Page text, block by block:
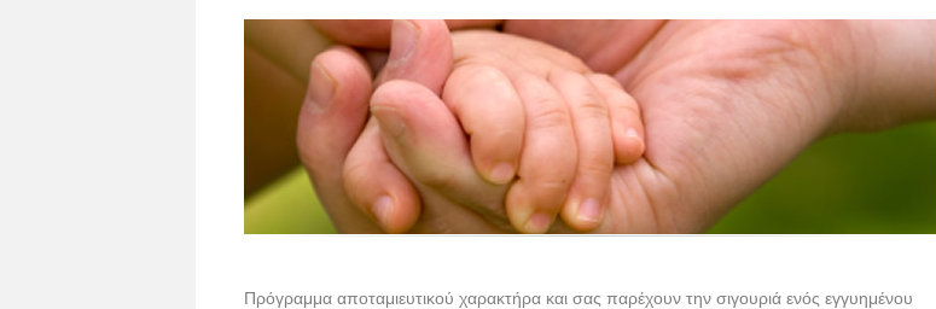
Πρόγραμμα αποταμιευτικού χαρακτήρα και σας παρέχουν την σιγουριά ενός εγγυημένου